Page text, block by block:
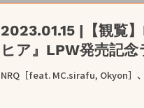
2023.01.15 |【観覧
ヒア』LPW発売記
NRQ［feat. MC.sirafu, Okyon］